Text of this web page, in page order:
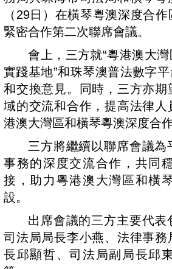
（29日）在橫琴粵澳深度合
緊密合作第二次聯席會議。
會上，三方就“粵港澳大
實踐基地”和珠琴澳普法數字
和交換意見。同時，三方亦
域的交流和合作，提高法律
港澳大灣區和橫琴粵澳深度合
三方將繼續以聯席會議
事務的深度交流合作，共同
接，助力粵港澳大灣區和橫
設。
出席會議的三方主要代表
司法局局長李小燕、法律事
長邱顯哲、司法局副局長邱